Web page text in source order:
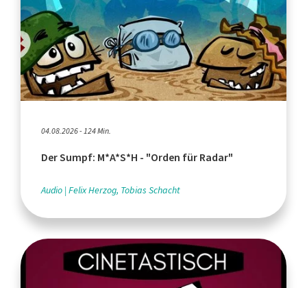
04.08.2026 - 124 Min.
Der Sumpf: M*A*S*H - "Orden für Radar"
Audio Felix Herzog, Tobias Schacht